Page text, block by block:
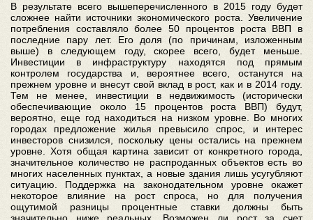
В результате всего вышеперечисленного в 2015 году будет
сложнее найти источники экономического роста. Увеличение
потребления составляло более 50 процентов роста ВВП в
последние пару лет. Его доля (по причинам, изложенным
выше) в следующем году, скорее всего, будет меньше.
Инвестиции в инфраструктуру находятся под прямым
контролем государства и, вероятнее всего, останутся на
прежнем уровне и внесут свой вклад в рост, как и в 2014 году.
Тем не менее, инвестиции в недвижимость (исторически
обеспечивающие около 15 процентов роста ВВП) будут,
вероятно, еще год находиться на низком уровне. Во многих
городах предложение жилья превысило спрос, и интерес
инвесторов снизился, поскольку цены остались на прежнем
уровне. Хотя общая картина зависит от конкретного города,
значительное количество не распроданных объектов есть во
многих населенных пунктах, а новые здания лишь усугубляют
ситуацию. Поддержка на законодательном уровне окажет
некоторое влияние на рост спроса, но для получения
ощутимой разницы процентные ставки должны быть